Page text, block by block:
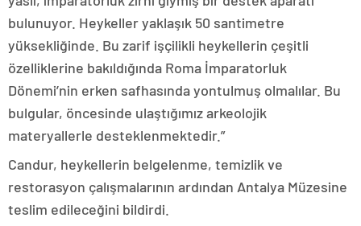
bulunuyor. Heykeller yaklaşık 50 santimetre
yüksekliğinde. Bu zarif işçilikli heykellerin çeşitli
özelliklerine bakıldığında Roma İmparatorluk
Dönemi’nin erken safhasında yontulmuş olmalılar. Bu
bulgular, öncesinde ulaştığımız arkeolojik
materyallerle desteklenmektedir.”
Candur, heykellerin belgelenme, temizlik ve
restorasyon çalışmalarının ardından Antalya Müzesine
teslim edileceğini bildirdi.